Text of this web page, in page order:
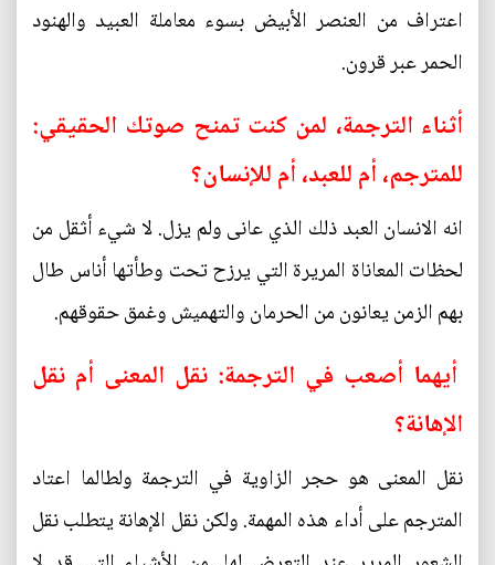
اعتراف من العنصر الأبيض بسوء معاملة العبيد والهنود
الحمر عبر قرون.
أثناء الترجمة، لمن كنت تمنح صوتك الحقيقي:
للمترجم، أم للعبد، أم للإنسان؟
انه الانسان العبد ذلك الذي عانى ولم يزل. لا شيء أثقل من
لحظات المعاناة المريرة التي يرزح تحت وطأتها أناس طال
بهم الزمن يعانون من الحرمان والتهميش وغمق حقوقهم.
أيهما أصعب في الترجمة: نقل المعنى أم نقل
الإهانة؟
نقل المعنى هو حجر الزاوية في الترجمة ولطالما اعتاد
المترجم على أداء هذه المهمة. ولكن نقل الإهانة يتطلب نقل